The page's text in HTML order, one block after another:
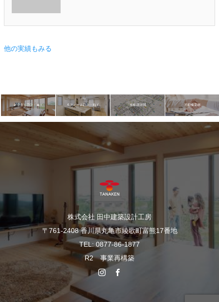
他の実績もみる
株式会社 田中建築設計工房
〒761-2408 香川県丸亀市綾歌町富熊17番地
TEL: 0877-86-1877
R2 事業再構築